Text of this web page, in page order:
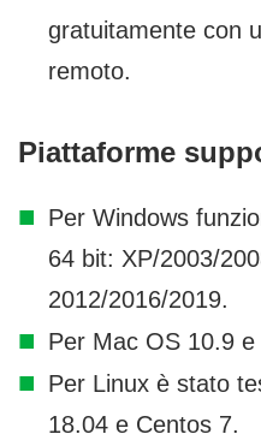
gratuitamente con
remoto.
Piattaforme
Per Windows
64 bit: XP/2003/
2012/2016/2019.
Per Mac OS 10.9
Per Linux è stato
18.04 e Centos 7.